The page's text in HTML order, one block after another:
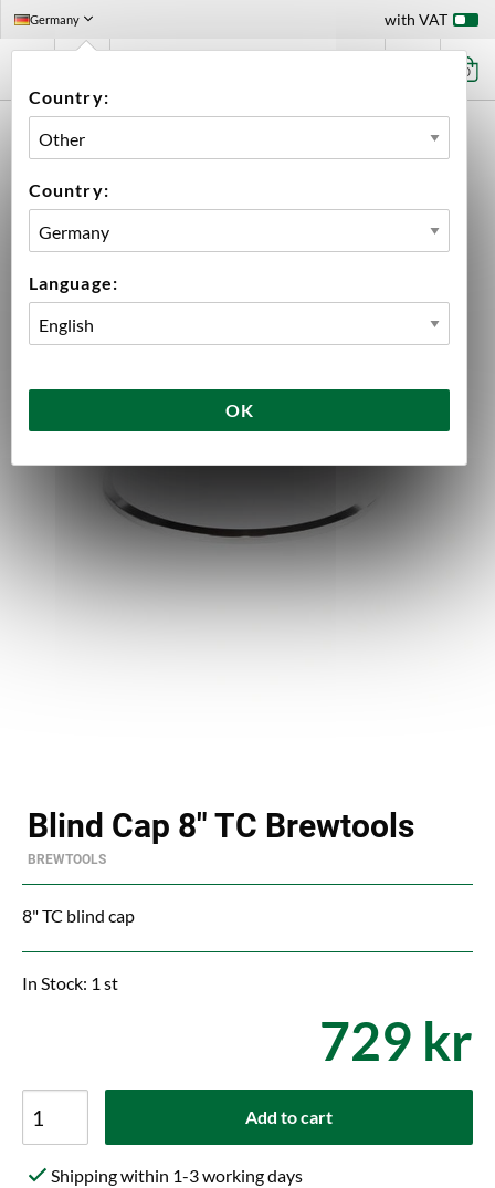
Germany
Country:
Country:
Language:
OK
with VAT
0
ACESSORIES BREWTOOLS
Blind Cap 8" TC Brewtools
BREWTOOLS
8" TC blind cap
In Stock: 1 st
729 kr
Add to cart
Shipping within 1-3 working days